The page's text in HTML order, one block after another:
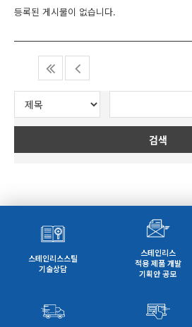
등록된 게시물이 없습니다.
검색
스테인리스스틸
기술상담
스테인리스
적용 제품 개발
기획안 공모